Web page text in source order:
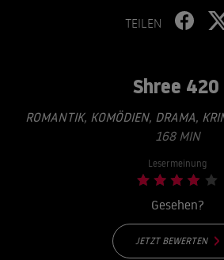
TEILEN
Shree 420
ROMANTIK, KOMÖDIEN, DRAMA,
168 MIN
Lesermeinung
Gesehen?
JETZT BEWERTEN